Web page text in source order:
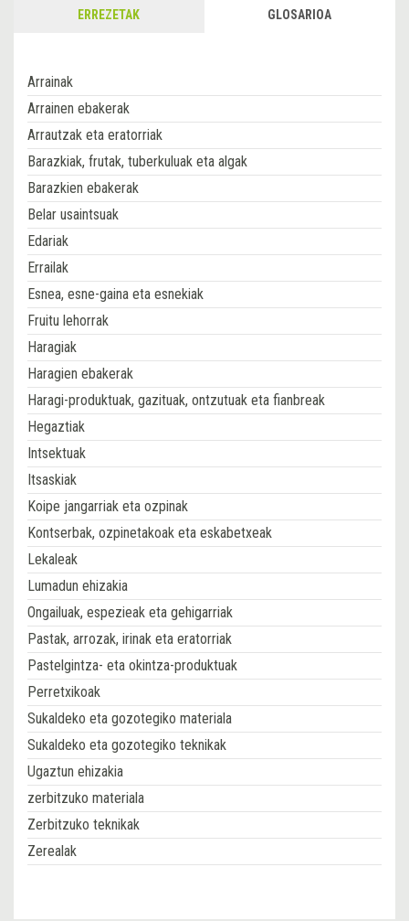
ERREZETAK GLOSARIOA
Arrainak
Arrainen ebakerak
Arrautzak eta eratorriak
Barazkiak, frutak, tuberkuluak eta algak
Barazkien ebakerak
Belar usaintsuak
Edariak
Errailak
Esnea, esne-gaina eta esnekiak
Fruitu lehorrak
Haragiak
Haragien ebakerak
Haragi-produktuak, gazituak, ontzutuak eta fianbreak
Hegaztiak
Intsektuak
Itsaskiak
Koipe jangarriak eta ozpinak
Kontserbak, ozpinetakoak eta eskabetxeak
Lekaleak
Lumadun ehizakia
Ongailuak, espezieak eta gehigarriak
Pastak, arrozak, irinak eta eratorriak
Pastelgintza- eta okintza-produktuak
Perretxikoak
Sukaldeko eta gozotegiko materiala
Sukaldeko eta gozotegiko teknikak
Ugaztun ehizakia
zerbitzuko materiala
Zerbitzuko teknikak
Zerealak